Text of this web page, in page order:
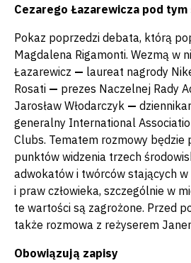
Cezarego Łazarewicza pod tym
Pokaz poprzedzi debata, którą
Magdalena Rigamonti. Wezmą w
Łazarewicz — laureat nagrody
Rosati — prezes Naczelnej Rady
Jarosław Włodarczyk —
generalny International
Clubs. Tematem rozmowy będzie
punktów widzenia trzech
adwokatów i twórców stających
i praw człowieka, szczególnie w
te wartości są zagrożone. Przed
także rozmowa z reżyserem
Obowiązują zapisy